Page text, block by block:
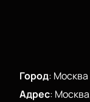
Цена зависит
найдёт
любимые хиты
Город: Москва
Адрес: